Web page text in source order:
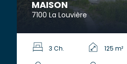
MAISON
7100 La Louvière
3 Ch. 125 m²